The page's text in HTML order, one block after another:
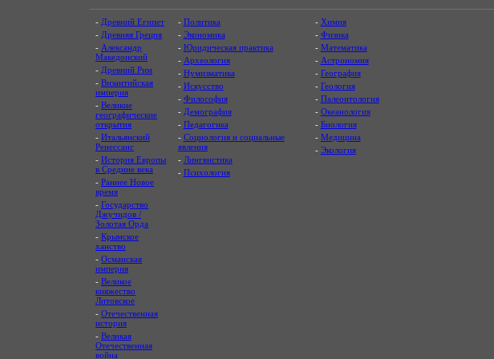
- Древний Египет
- Древняя Греция
- Александр
Македонский
- Древний Рим
- Византийская
империя
- Великие
географические
открытия
- Итальянский
Ренессанс
- История Европы
в Средние века
- Раннее Новое
время
- Государство
Джучидов /
Золотая Орда
- Крымское
ханство
- Османская
империя
- Великое
княжество
Литовское
- Отечественная
история
- Великая
Отечественная
война
- Политика
- Экономика
- Юридическая практика
- Археология
- Нумизматика
- Искусство
- Философия
- Демография
- Педагогика
- Социология и социальные
явления
- Лингвистика
- Психология
- Химия
- Физика
- Математика
- Астрономия
- География
- Геология
- Палеонтология
- Океанология
- Биология
- Медицина
- Экология